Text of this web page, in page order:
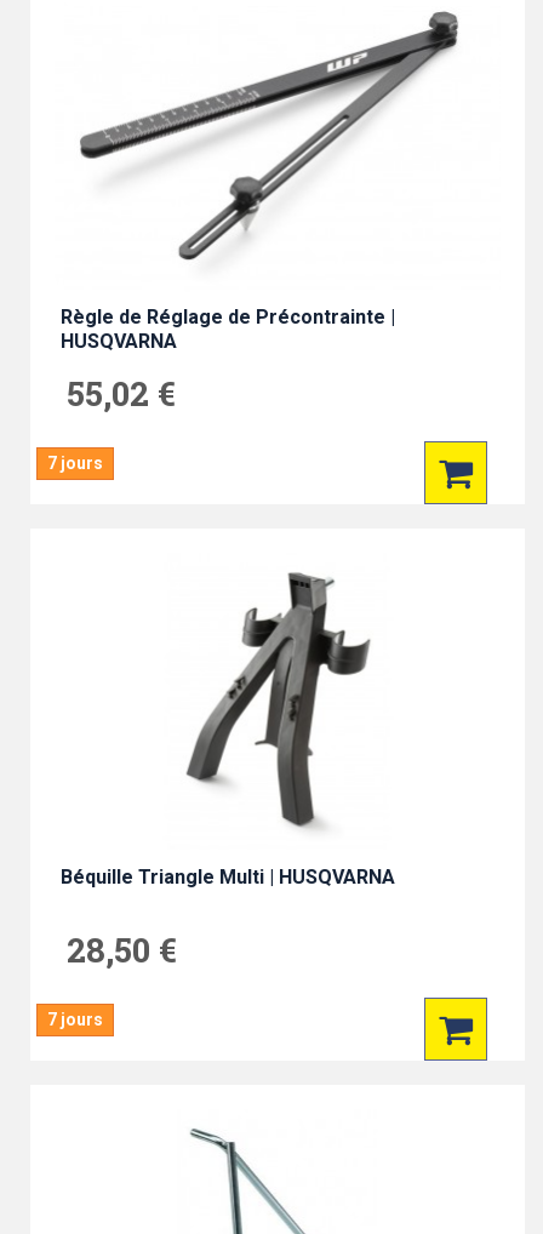
Règle de Réglage de Précontrainte |
HUSQVARNA
55,02 €
7 jours
Béquille Triangle Multi | HUSQVARNA
28,50 €
7 jours